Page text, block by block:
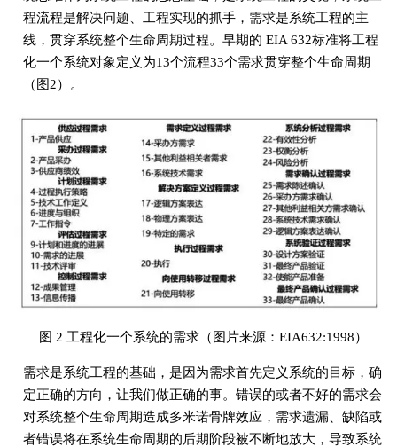
程流程是解决问题、工程实现的抓手，需求是系统工程的主
线，贯穿系统整个生命周期过程。早期的 EIA 632标准将工程
化一个系统对象定义为13个流程33个需求贯穿整个生命周期
（图2）。
图 2 工程化一个系统的需求（图片来源：EIA632:1998）
需求是系统工程的基础，是因为需求首先定义系统的目标，确
定正确的方向，让我们做正确的事。错误的或者不好的需求会
对系统整个生命周期造成多米诺骨牌效应，需求遗漏、缺陷或
者错误将在系统生命周期的后期阶段被不断地放大，导致系统